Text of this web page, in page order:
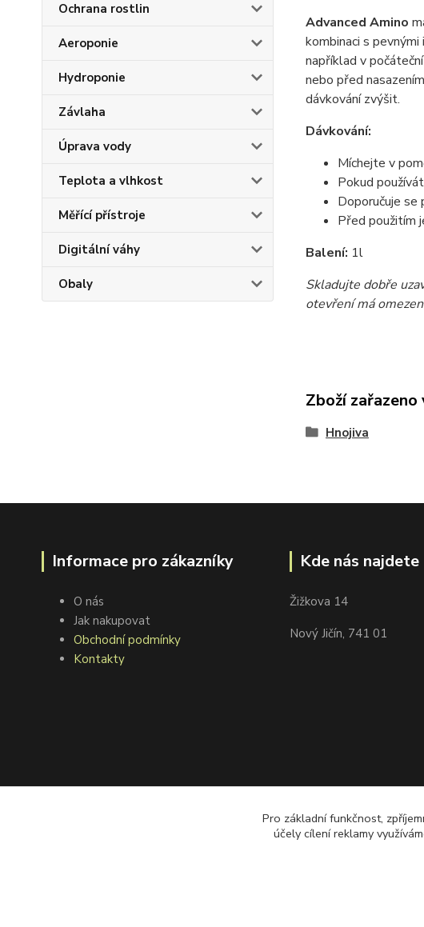
Ochrana rostlin
Aeroponie
Hydroponie
Závlaha
Úprava vody
Teplota a vlhkost
Měřící přístroje
Digitální váhy
Obaly
Advanced Amino
kombinaci s
například v
nebo před
dávkování zvýšit.
Dávkování:
Míchejte v
Pokud
Doporučuje
Před použitím
Balení: 1l
Skladujte dobře
otevření má
Zboží
Hnojiva
Informace pro zákazníky
O nás
Jak nakupovat
Obchodní podmínky
Kontakty
Kde nás najdete
Žižkova 14
Nový Jičín, 741 01
Pro základní funkčnost,
účely cílení reklamy